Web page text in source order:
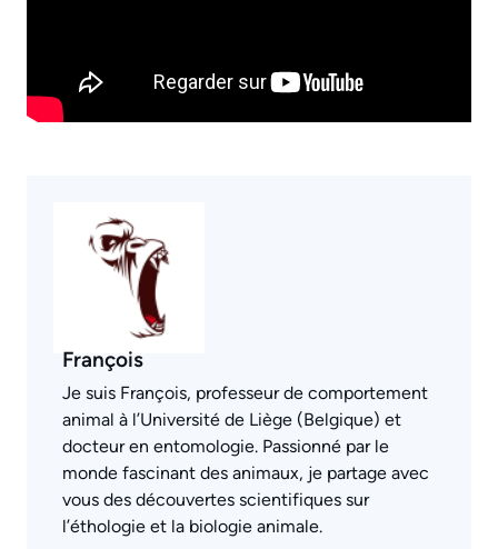
François
Je suis François, professeur de comportement
animal à l’Université de Liège (Belgique) et
docteur en entomologie. Passionné par le
monde fascinant des animaux, je partage avec
vous des découvertes scientifiques sur
l’éthologie et la biologie animale.